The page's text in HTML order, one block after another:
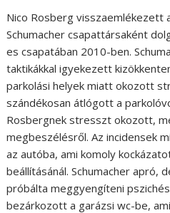
Nico Rosberg visszaemlékezett
Schumacher csapattársaként
es csapatában 2010-ben.
taktikákkal igyekezett
parkolási helyek miatt okozott
szándékosan átlógott a
Rosbergnek stresszt okozott,
megbeszélésről. Az incidensek
az autóba, ami komoly
beállításánál. Schumacher apró,
próbálta meggyengíteni
bezárkozott a garázsi wc-be,